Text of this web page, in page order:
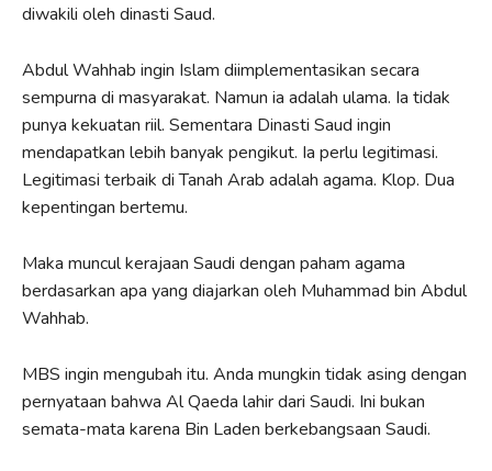
diwakili oleh dinasti Saud.
Abdul Wahhab ingin Islam diimplementasikan secara
sempurna di masyarakat. Namun ia adalah ulama. Ia tidak
punya kekuatan riil. Sementara Dinasti Saud ingin
mendapatkan lebih banyak pengikut. Ia perlu legitimasi.
Legitimasi terbaik di Tanah Arab adalah agama. Klop. Dua
kepentingan bertemu.
Maka muncul kerajaan Saudi dengan paham agama
berdasarkan apa yang diajarkan oleh Muhammad bin Abdul
Wahhab.
MBS ingin mengubah itu. Anda mungkin tidak asing dengan
pernyataan bahwa Al Qaeda lahir dari Saudi. Ini bukan
semata-mata karena Bin Laden berkebangsaan Saudi.